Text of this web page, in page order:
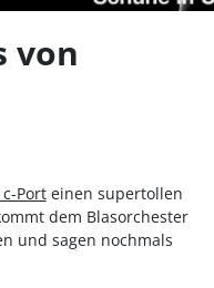
von
Porteinen supertollen
dem Blasorchester
und sagen nochmals